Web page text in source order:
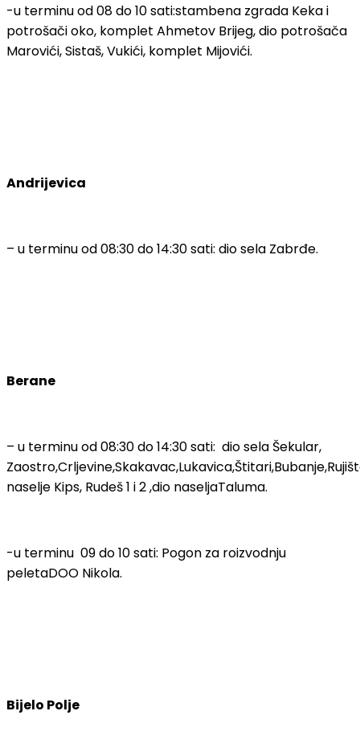
-u terminu od 08 do 10 sati:stambena zgrada Keka i
potrošači oko, komplet Ahmetov Brijeg, dio potrošača
Marovići, Sistaš, Vukići, komplet Mijovići.
Andrijevica
– u terminu od 08:30 do 14:30 sati: dio sela Zabrđe.
Berane
– u terminu od 08:30 do 14:30 sati: dio sela Šekular,
naselje Kips, Rudeš 1 i 2 ,dio naseljaTaluma.
-u terminu 09 do 10 sati: Pogon za roizvodnju
peletaDOO Nikola.
Bijelo Polje